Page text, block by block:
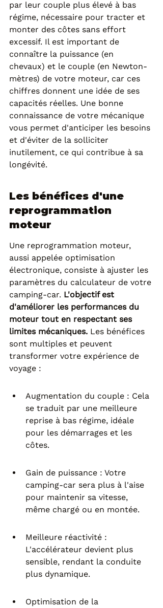
par leur couple plus élevé à bas
régime, nécessaire pour tracter et
monter des côtes sans effort
excessif. Il est important de
connaître la puissance (en
chevaux) et le couple (en Newton-
mètres) de votre moteur, car ces
chiffres donnent une idée de ses
capacités réelles. Une bonne
connaissance de votre mécanique
vous permet d'anticiper les besoins
et d'éviter de la solliciter
inutilement, ce qui contribue à sa
longévité.
Les bénéfices d'une
reprogrammation
moteur
Une reprogrammation moteur,
aussi appelée optimisation
électronique, consiste à ajuster les
paramètres du calculateur de votre
camping-car. L'objectif est
d'améliorer les performances du
moteur tout en respectant ses
limites mécaniques. Les bénéfices
sont multiples et peuvent
transformer votre expérience de
voyage :
Augmentation du couple : Cela
se traduit par une meilleure
reprise à bas régime, idéale
pour les démarrages et les
côtes.
Gain de puissance : Votre
camping-car sera plus à l'aise
pour maintenir sa vitesse,
même chargé ou en montée.
Meilleure réactivité :
L'accélérateur devient plus
sensible, rendant la conduite
plus dynamique.
Optimisation de la